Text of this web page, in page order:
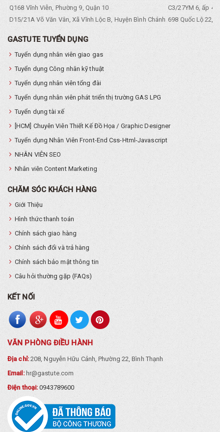
Q168 Vĩnh Viễn, Phường 9, Quận 10
C3/27YM 6, ấp 4,
D15/21A Võ Văn Vân, Xã Vĩnh Lộc B, Huyện Bình Chánh 698 Quốc Lộ 22,
GASTUTE TUYỂN DỤNG
Tuyển dụng nhân viên giao gas
Tuyển dụng Công nhân kỹ thuật
Tuyển dụng nhân viên tổng đài
Tuyển dụng nhân viên phát triển thị trường GAS LPG
Tuyển dụng tài xế
[HCM] Chuyên Viên Thiết Kế Đồ Họa / Graphic Designer
Tuyển dụng Nhân Viên Front-End Css-Html-Javascript
NHÂN VIÊN SEO
Nhân viên Content Marketing
CHĂM SÓC KHÁCH HÀNG
Giới Thiệu
Hình thức thanh toán
Chính sách giao hàng
Chính sách đổi và trả hàng
Chính sách bảo mật thông tin
Câu hỏi thường gặp (FAQs)
KẾT NỐI
VĂN PHÒNG ĐIỀU HÀNH
Địa chỉ:208, Nguyễn Hữu Cảnh, Phường 22, Bình Thạnh
Email: hr@gastute.com
Điện thoại:0943789600